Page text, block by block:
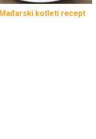
Mađarski kotleti recept